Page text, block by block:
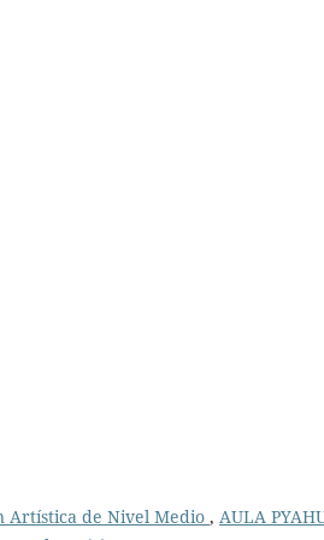
Artística de Nivel Medio , AULA